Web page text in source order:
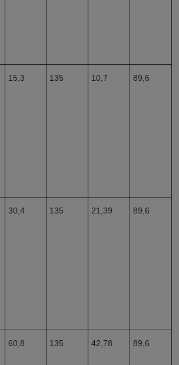
15,3 135 10,7 89,6
30,4 135 21,39 89,6
60,8 135 42,78 89,6